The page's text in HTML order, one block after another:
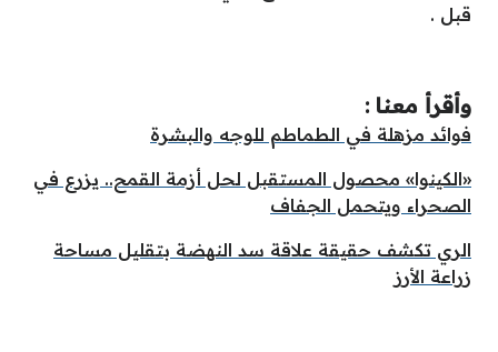
قبل .
وأقرأ معنا :
فوائد مزهلة في الطماطم للوجه والبشرة
«الكينوا» محصول المستقبل لحل أزمة القمح.. يزرع في
الصحراء ويتحمل الجفاف
الري تكشف حقيقة علاقة سد النهضة بتقليل مساحة
زراعة الأرز